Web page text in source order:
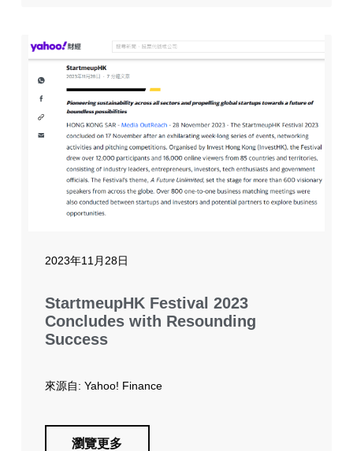
2023年11月28日
StartmeupHK Festival 2023
Concludes with Resounding
Success
來源自: Yahoo! Finance
瀏覽更多